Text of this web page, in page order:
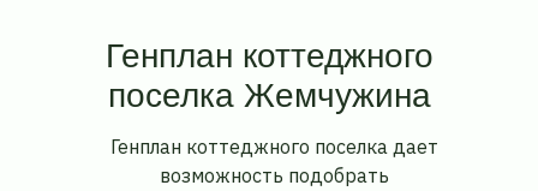
Генплан коттеджного
поселка Жемчужина
Генплан коттеджного поселка дает
возможность подобрать